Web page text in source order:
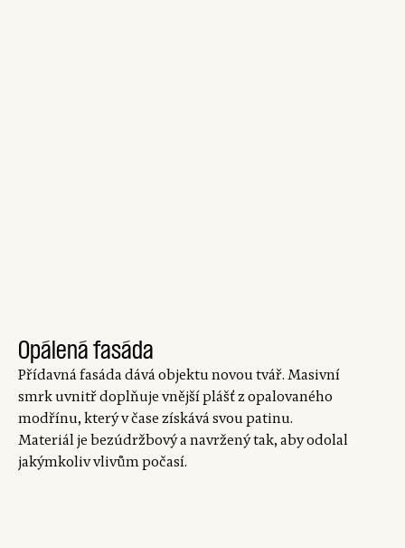
Opálená fasáda
Přídavná fasáda dává objektu novou tvář. Masivní
smrk uvnitř doplňuje vnější plášť z opalovaného
modřínu, který v čase získává svou patinu.
Materiál je bezúdržbový a navržený tak, aby odolal
jakýmkoliv vlivům počasí.